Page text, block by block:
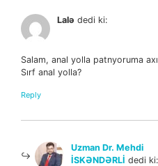
Lalə dedi ki:
Salam, anal yolla patnyoruma
Sırf anal yolla?
Reply
Uzman Dr. Mehdi
İSKƏNDƏRLİ dedi ki: